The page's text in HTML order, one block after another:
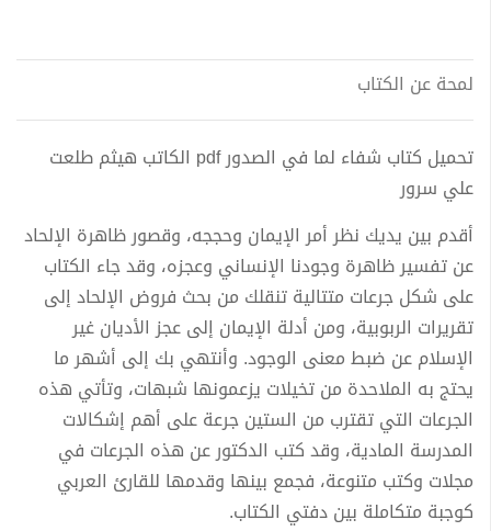
لمحة عن الكتاب
تحميل كتاب شفاء لما في الصدور pdf الكاتب هيثم طلعت
علي سرور
أقدم بين يديك نظر أمر الإيمان وحججه، وقصور ظاهرة الإلحاد
عن تفسير ظاهرة وجودنا الإنساني وعجزه، وقد جاء الكتاب
على شكل جرعات متتالية تنقلك من بحث فروض الإلحاد إلى
تقريرات الربوبية، ومن أدلة الإيمان إلى عجز الأديان غير
الإسلام عن ضبط معنى الوجود. وأنتهي بك إلى أشهر ما
يحتج به الملاحدة من تخيلات يزعمونها شبهات، وتأتي هذه
الجرعات التي تقترب من الستين جرعة على أهم إشكالات
المدرسة المادية، وقد كتب الدكتور عن هذه الجرعات في
مجلات وكتب متنوعة، فجمع بينها وقدمها للقارئ العربي
كوجبة متكاملة بين دفتي الكتاب.